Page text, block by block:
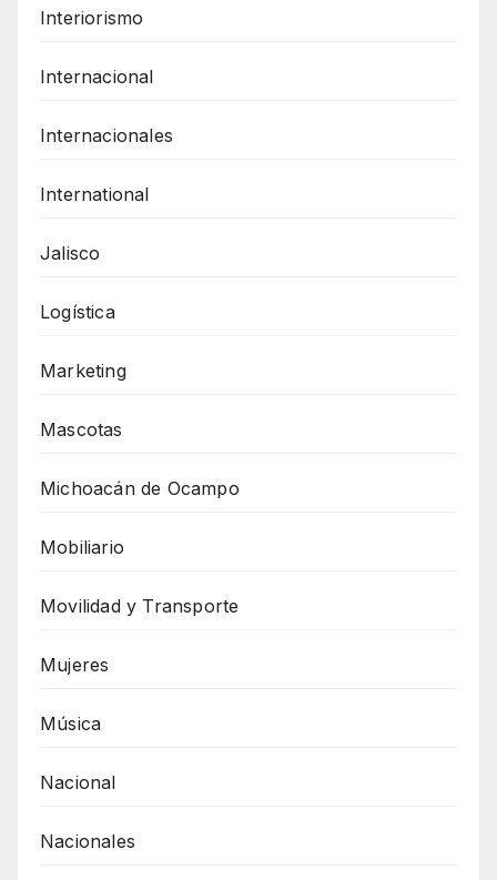
Interiorismo
Internacional
Internacionales
International
Jalisco
Logística
Marketing
Mascotas
Michoacán de Ocampo
Mobiliario
Movilidad y Transporte
Mujeres
Música
Nacional
Nacionales